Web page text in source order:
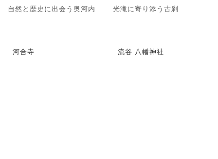
自然と歴史に出会う奥河内 光滝に寄り添う古刹
河合寺 流谷 八幡神社